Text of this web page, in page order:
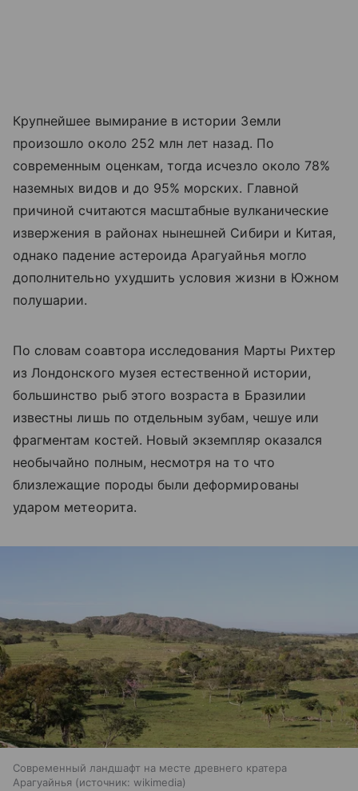
Крупнейшее вымирание в истории Земли
произошло около 252 млн лет назад. По
современным оценкам, тогда исчезло около 78%
наземных видов и до 95% морских. Главной
причиной считаются масштабные вулканические
извержения в районах нынешней Сибири и Китая,
однако падение астероида Арагуайнья могло
дополнительно ухудшить условия жизни в Южном
полушарии.
По словам соавтора исследования Марты Рихтер
из Лондонского музея естественной истории,
большинство рыб этого возраста в Бразилии
известны лишь по отдельным зубам, чешуе или
фрагментам костей. Новый экземпляр оказался
необычайно полным, несмотря на то что
близлежащие породы были деформированы
ударом метеорита.
Современный ландшафт на месте древнего кратера
Арагуайнья
источник: wikimedia